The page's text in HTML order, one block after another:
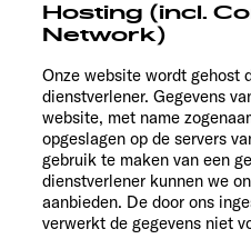
Hosting (incl.
Network)
Onze website wordt gehost
dienstverlener. Gegevens
website, met name
opgeslagen op de servers
gebruik te maken van een
dienstverlener kunnen we
aanbieden. De door ons
verwerkt de gegevens niet